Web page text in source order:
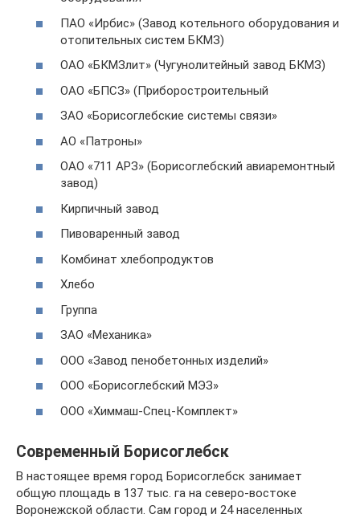
ПАО «Ирбис» (Завод котельного оборудования и
отопительных систем БКМЗ)
ОАО «БКМЗлит» (Чугунолитейный завод БКМЗ)
ОАО «БПСЗ» (Приборостроительный
ЗАО «Борисоглебские системы связи»
АО «Патроны»
ОАО «711 АРЗ» (Борисоглебский авиаремонтный
завод)
Кирпичный завод
Пивоваренный завод
Комбинат хлебопродуктов
Хлебо
Группа
ЗАО «Механика»
ООО «Завод пенобетонных изделий»
ООО «Борисоглебский МЭЗ»
ООО «Химмаш-Спец-Комплект»
Современный Борисоглебск
В настоящее время город Борисоглебск занимает
общую площадь в 137 тыс. га на северо-востоке
Воронежской области. Сам город и 24 населенных